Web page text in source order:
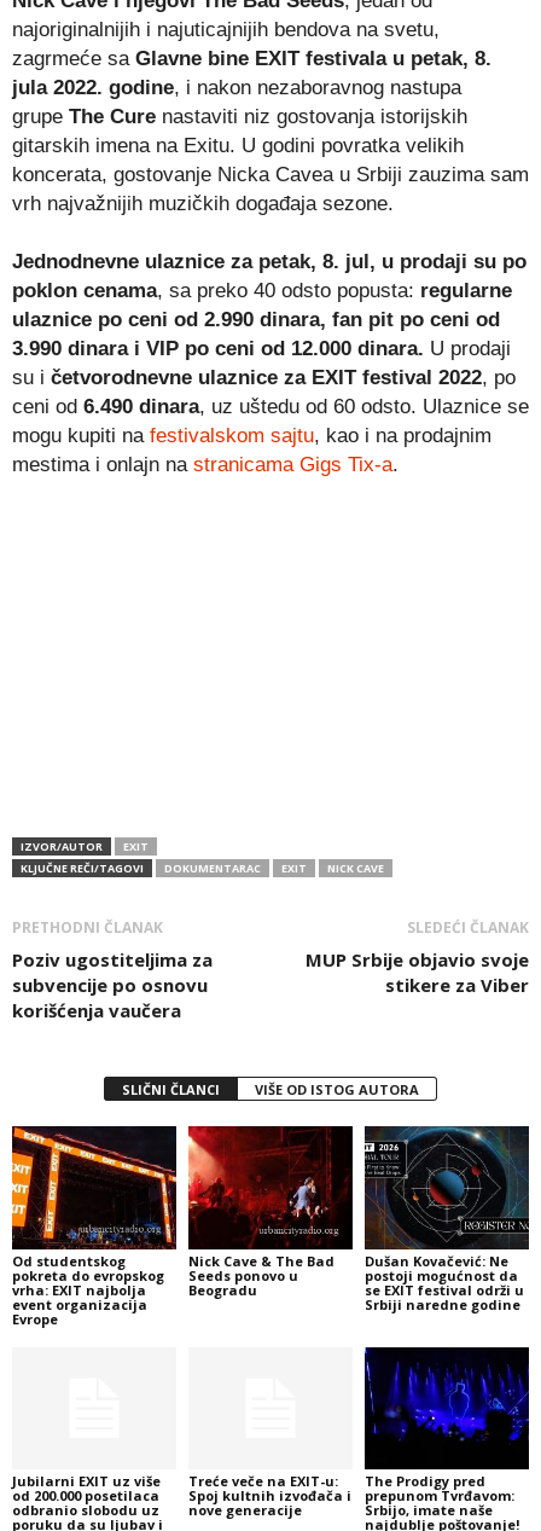
najoriginalnijih i najuticajnijih bendova na svetu,
zagrmeće sa Glavne bine EXIT festivala u petak, 8.
jula 2022. godine, i nakon nezaboravnog nastupa
grupe The Cure nastaviti niz gostovanja istorijskih
gitarskih imena na Exitu. U godini povratka velikih
koncerata, gostovanje Nicka Cavea u Srbiji zauzima sam
vrh najvažnijih muzičkih događaja sezone.
Jednodnevne ulaznice za petak, 8. jul, u prodaji su po
poklon cenama, sa preko 40 odsto popusta: regularne
ulaznice po ceni od 2.990 dinara, fan pit po ceni od
3.990 dinara i VIP po ceni od 12.000 dinara. U prodaji
su i četvorodnevne ulaznice za EXIT festival 2022, po
ceni od 6.490 dinara, uz uštedu od 60 odsto. Ulaznice se
mogu kupiti na festivalskom sajtu, kao i na prodajnim
mestima i onlajn na stranicama Gigs Tix-a.
IZVOR/AUTOR
EXIT
KLJUČNE REČI/TAGOVI
DOKUMENTARAC EXIT NICK CAVE
PRETHODNI ČLANAK
Poziv ugostiteljima za
subvencije po osnovu
korišćenja vaučera
SLEDEĆI ČLANAK
MUP Srbije objavio svoje
stikere za Viber
SLIČNI ČLANCI VIŠE OD ISTOG AUTORA
Od studentskog
pokreta do evropskog
vrha: EXIT najbolja
event organizacija
Evrope
Nick Cave & The Bad
Seeds ponovo u
Beogradu
Dušan Kovačević: Ne
postoji mogućnost da
se EXIT festival održi u
Srbiji naredne godine
Jubilarni EXIT uz više
od 200.000 posetilaca
odbranio slobodu uz
poruku da su ljubav i
Treće veče na EXIT-u:
Spoj kultnih izvođača i
nove generacije
The Prodigy pred
prepunom Tvrđavom:
Srbijo, imate naše
najdublje poštovanje!